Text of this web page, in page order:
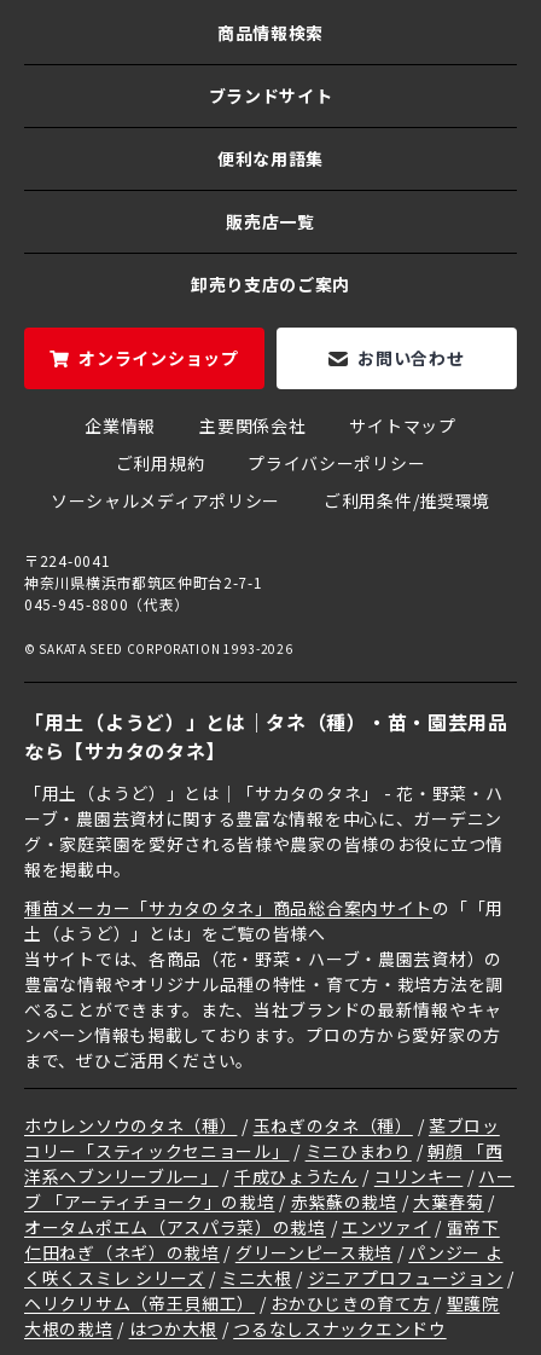
「用土（ようど）」とは｜タネ（種）・苗・園芸用品
なら【サカタのタネ】
「用土（ようど）」とは｜「サカタのタネ」 - 花・野菜・ハ
ーブ・農園芸資材に関する豊富な情報を中心に、ガーデニン
グ・家庭菜園を愛好される皆様や農家の皆様のお役に立つ情
報を掲載中。
種苗メーカー「サカタのタネ」商品総合案内サイト の「「用
土（ようど）」とは」をご覧の皆様へ
当サイトでは、各商品（花・野菜・ハーブ・農園芸資材）の
豊富な情報やオリジナル品種の特性・育て方・栽培方法を調
べることができます。また、当社ブランドの最新情報やキャ
ンペーン情報も掲載しております。プロの方から愛好家の方
まで、ぜひご活用ください。
ホウレンソウのタネ（種） 玉ねぎのタネ（種）
茎ブロッ
コリー「スティックセニョール」
ミニひまわり
朝顔 「西
洋系ヘブンリーブルー」
千成ひょうたん コリンキー
ハー
ブ 「アーティチョーク」の栽培
赤紫蘇の栽培
大葉春菊
オータムポエム（アスパラ菜）の栽培
エンツァイ
雷帝下
仁田ねぎ（ネギ）の栽培
グリーンピース栽培
パンジー よ
く咲くスミレ シリーズ
ミニ大根
ジニアプロフュージョン
ヘリクリサム（帝王貝細工）
おかひじきの育て方
聖護院
大根の栽培
はつか大根 つるなしスナックエンドウ
商品情報検索
ブランドサイト
便利な用語集
販売店一覧
卸売り支店のご案内
オンラインショップ お問い合わせ
企業情報 主要関係会社
サイトマップ
ご利用規約
プライバシーポリシー
ソーシャルメディアポリシー
ご利用条件/推奨環境
〒224-0041
神奈川県横浜市都筑区仲町台2-7-1
045-945-8800（代表）
© SAKATA SEED CORPORATION 1993-2026